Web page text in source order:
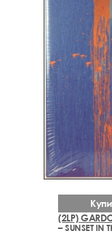
(2LP)
– SUNSET IN